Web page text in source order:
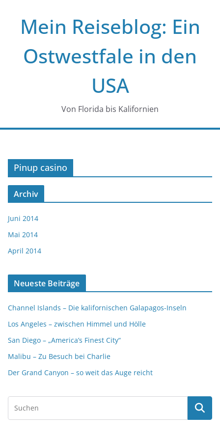
springenMein Reiseblog: Ein
Ostwestfale in den
USA
Von Florida bis Kalifornien
Pinup casino
Archiv
Juni 2014
Mai 2014
April 2014
Neueste Beiträge
Channel Islands – Die kalifornischen Galapagos-Inseln
Los Angeles – zwischen Himmel und Hölle
San Diego – „America’s Finest City“
Malibu – Zu Besuch bei Charlie
Der Grand Canyon – so weit das Auge reicht